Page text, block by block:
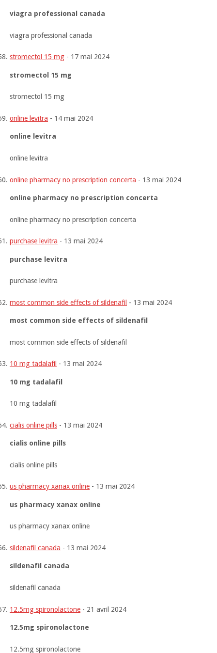
viagra professional canada
viagra professional canada
stromectol 15 mg - 17 mai 2024
stromectol 15 mg
stromectol 15 mg
online levitra - 14 mai 2024
online levitra
online levitra
online pharmacy no prescription concerta - 13 mai 2024
online pharmacy no prescription concerta
online pharmacy no prescription concerta
purchase levitra - 13 mai 2024
purchase levitra
purchase levitra
most common side effects of sildenafil - 13 mai 2024
most common side effects of sildenafil
most common side effects of sildenafil
10 mg tadalafil - 13 mai 2024
10 mg tadalafil
10 mg tadalafil
cialis online pills - 13 mai 2024
cialis online pills
cialis online pills
us pharmacy xanax online - 13 mai 2024
us pharmacy xanax online
us pharmacy xanax online
sildenafil canada - 13 mai 2024
sildenafil canada
sildenafil canada
12.5mg spironolactone - 21 avril 2024
12.5mg spironolactone
12.5mg spironolactone